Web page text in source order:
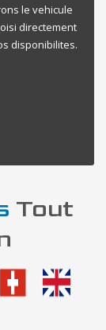
le vehicule
directement
disponibilites.
Tout